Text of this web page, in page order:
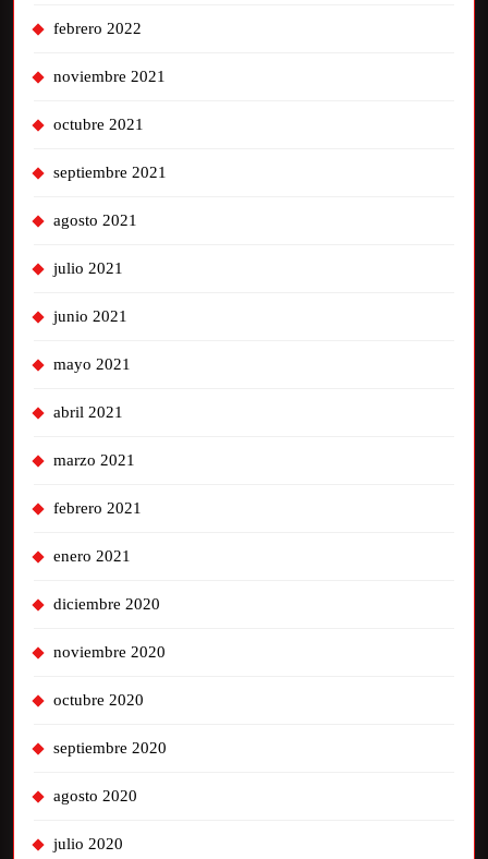
febrero 2022
noviembre 2021
octubre 2021
septiembre 2021
agosto 2021
julio 2021
junio 2021
mayo 2021
abril 2021
marzo 2021
febrero 2021
enero 2021
diciembre 2020
noviembre 2020
octubre 2020
septiembre 2020
agosto 2020
julio 2020